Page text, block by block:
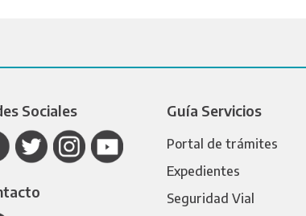
Sociales Guía Servicios
Portal de trámites
Expedientes
Seguridad Vial